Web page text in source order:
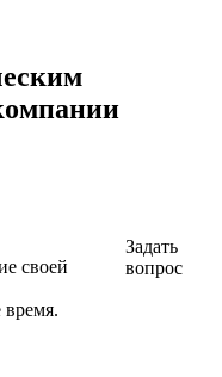
своей
Задать
вопрос